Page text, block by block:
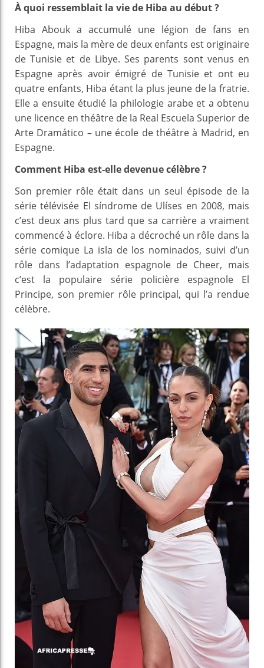
À quoi ressemblait la vie de Hiba au début ?
Hiba Abouk a accumulé une légion de fans en
Espagne, mais la mère de deux enfants est originaire
de Tunisie et de Libye. Ses parents sont venus en
Espagne après avoir émigré de Tunisie et ont eu
quatre enfants, Hiba étant la plus jeune de la fratrie.
Elle a ensuite étudié la philologie arabe et a obtenu
une licence en théâtre de la Real Escuela Superior de
Arte Dramático – une école de théâtre à Madrid, en
Espagne.
Comment Hiba est-elle devenue célèbre ?
Son premier rôle était dans un seul épisode de la
série télévisée El síndrome de Ulíses en 2008, mais
c’est deux ans plus tard que sa carrière a vraiment
commencé à éclore. Hiba a décroché un rôle dans la
série comique La isla de los nominados, suivi d’un
rôle dans l’adaptation espagnole de Cheer, mais
c’est la populaire série policière espagnole El
Principe, son premier rôle principal, qui l’a rendue
célèbre.